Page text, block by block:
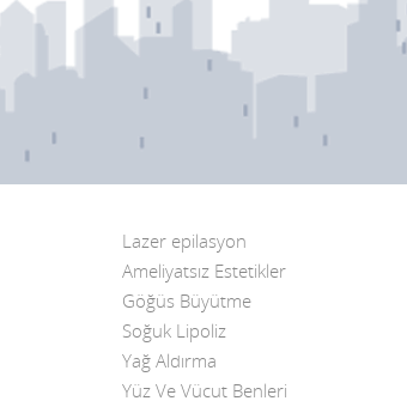
Lazer epilasyon
Ameliyatsız Estetikler
Göğüs Büyütme
Soğuk Lipoliz
Yağ Aldırma
Yüz Ve Vücut Benleri